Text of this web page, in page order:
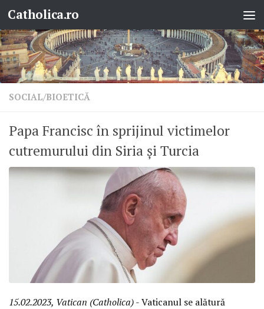
Skip to content
Catholica.ro
SOCIAL/BIOETICĂ
Papa Francisc în sprijinul victimelor
cutremurului din Siria și Turcia
15.02.2023, Vatican (Catholica)- Vaticanul se alătură